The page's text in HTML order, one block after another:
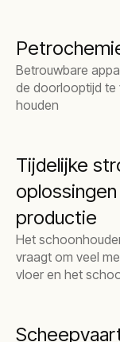
Betrouwbare
de doorlooptijd te
houden
Tijdelijke
productie
Het
vraagt om veel
vloer en het